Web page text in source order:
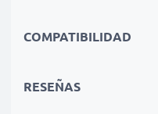
✔ Máximo rendimiento
efecto memoria
COMPATIBILIDAD
RESEÑAS